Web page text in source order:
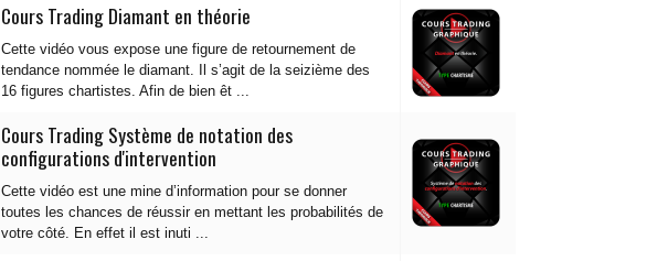
Cours Trading Diamant en théorie
Cette vidéo vous expose une figure de retournement de
tendance nommée le diamant. Il s’agit de la seizième des
16 figures chartistes. Afin de bien êt ...
Cours Trading Système de notation des
configurations d'intervention
Cette vidéo est une mine d’information pour se donner
toutes les chances de réussir en mettant les probabilités de
votre côté. En effet il est inuti ...